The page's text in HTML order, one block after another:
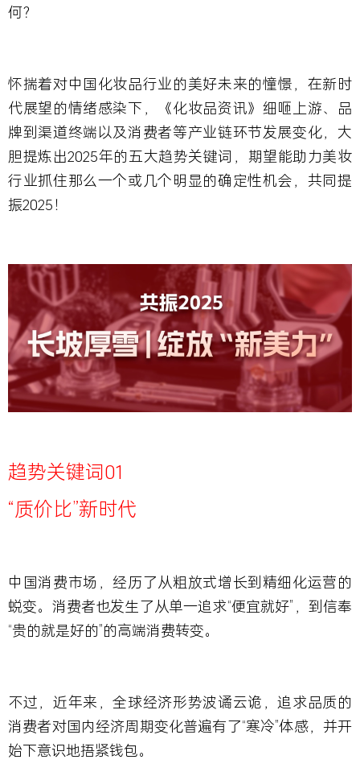
何？
怀揣着对中国化妆品行业的美好未来的憧憬，在新时
代展望的情绪感染下，《化妆品资讯》细咂上游、品
牌到渠道终端以及消费者等产业链环节发展变化，大
胆提炼出2025年的五大趋势关键词，期望能助力美妆
行业抓住那么一个或几个明显的确定性机会，共同提
振2025！
趋势关键词01
“质价比”新时代
中国消费市场，经历了从粗放式增长到精细化运营的
蜕变。消费者也发生了从单一追求“便宜就好”，到信奉
“贵的就是好的”的高端消费转变。
不过，近年来，全球经济形势波谲云诡，追求品质的
消费者对国内经济周期变化普遍有了“寒冷”体感，并开
始下意识地捂紧钱包。